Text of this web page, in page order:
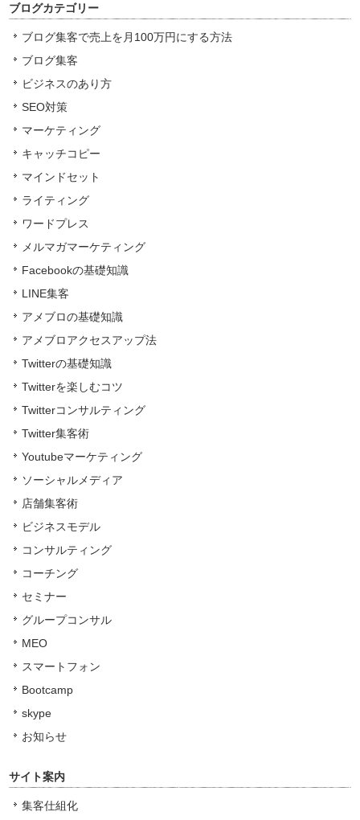
ブログカテゴリー
ブログ集客で売上を月100万円にする方法
ブログ集客
ビジネスのあり方
SEO対策
マーケティング
キャッチコピー
マインドセット
ライティング
ワードプレス
メルマガマーケティング
Facebookの基礎知識
LINE集客
アメブロの基礎知識
アメブロアクセスアップ法
Twitterの基礎知識
Twitterを楽しむコツ
Twitterコンサルティング
Twitter集客術
Youtubeマーケティング
ソーシャルメディア
店舗集客術
ビジネスモデル
コンサルティング
コーチング
セミナー
グループコンサル
MEO
スマートフォン
Bootcamp
skype
お知らせ
サイト案内
集客仕組化